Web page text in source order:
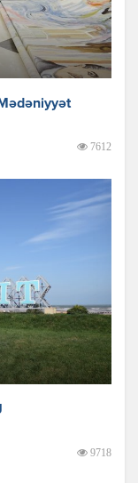
7612
9718